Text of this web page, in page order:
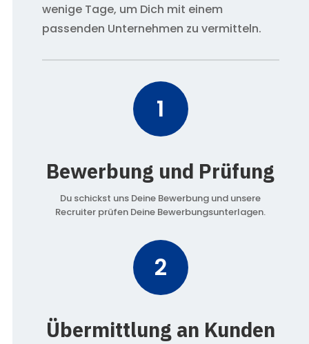
wenige Tage, um Dich mit einem
passenden Unternehmen zu vermitteln.
1
Bewerbung und Prüfung
Du schickst uns Deine Bewerbung und unsere
Recruiter prüfen Deine Bewerbungsunterlagen.
2
Übermittlung an Kunden